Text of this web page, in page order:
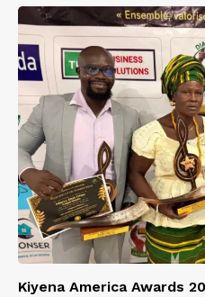
Kiyena America Awards